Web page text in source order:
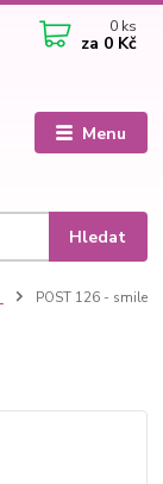
Menu
Hledat
0 ks
za 0 Kč
POST 126 - smile